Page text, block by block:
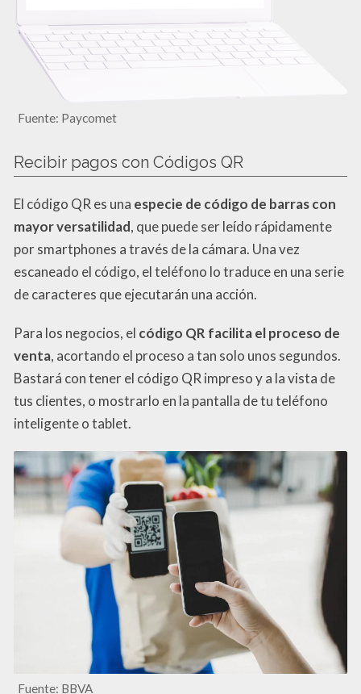
Fuente: Paycomet
Recibir pagos con Códigos QR
El código QR es una especie de código de barras con
mayor versatilidad, que puede ser leído rápidamente
por smartphones a través de la cámara. Una vez
escaneado el código, el teléfono lo traduce en una serie
de caracteres que ejecutarán una acción.
Para los negocios, el código QR facilita el proceso de
venta, acortando el proceso a tan solo unos segundos.
Bastará con tener el código QR impreso y a la vista de
tus clientes, o mostrarlo en la pantalla de tu teléfono
inteligente o tablet.
Fuente: BBVA